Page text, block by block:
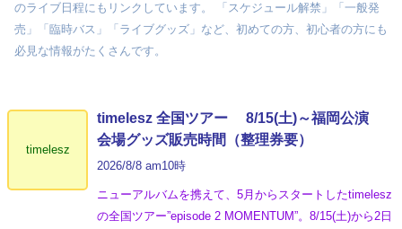
のライブ日程にもリンクしています。 「スケジュール解禁」「一般発
売」「臨時バス」「ライブグッズ」など、初めての方、初心者の方にも
必見な情報がたくさんです。
timelesz
timelesz 全国ツアー 8/15(土)～福岡公演
会場グッズ販売時間（整理券要）
2026/8/8 am10時
ニューアルバムを携えて、5月からスタートしたtimelesz
の全国ツアー”episode 2 MOMENTUM”。8/15(土)から2日